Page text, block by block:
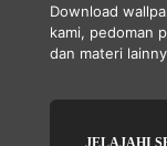
Download
kami, pedoman
dan materi
JELAJAHI